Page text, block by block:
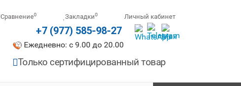
Сравнение0 Закладки0 Личный кабинет
+7 (977) 585-98-27
Ежедневно: с 9.00 до 20.00
Только сертифицированный товар